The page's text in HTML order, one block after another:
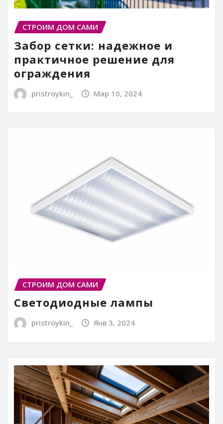
СТРОИМ ДОМ САМИ
Забор сетки: надежное и
практичное решение для
ограждения
pristroykin_ Мар 10, 2024
СТРОИМ ДОМ САМИ
Светодиодные лампы
pristroykin_ Янв 3, 2024